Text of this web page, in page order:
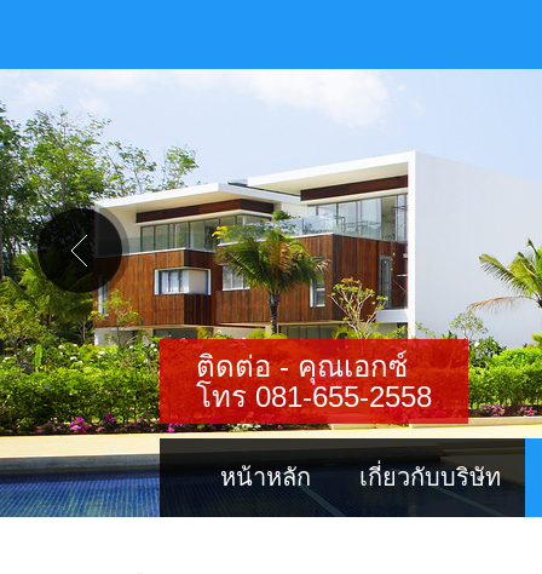
ติดต่อ - คุณเอกซ์
โทร 081-655-2558
หน้าหลัก เกี่ยวกับบริษัท